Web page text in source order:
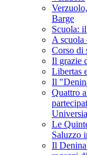
Barge
Scuola:
A
Corso di
Il grazie
Libertas
Il
Quattro
Le
Saluzzo
Il